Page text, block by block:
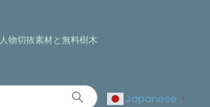
人物切抜素材と無料樹木
Japanese ▼